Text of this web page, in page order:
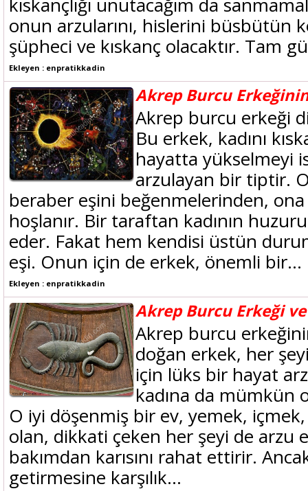
onun arzularını, hislerini büsbütün
şüpheci ve kıskanç olacaktır. Tam
Ekleyen : enpratikkadin
Akrep Burcu Erkeğinin
Akrep burcu erkeği
Bu erkek, kadını
hayatta yükselmeyi
arzulayan bir tiptir.
beraber eşini beğenmelerinden,
hoşlanır. Bir taraftan kadının
eder. Fakat hem kendisi üstün
eşi. Onun için de erkek, önemli bir...
Ekleyen : enpratikkadin
Akrep Burcu Erkeği
Akrep burcu
doğan erkek, her
için lüks bir hayat
kadına da mümkün
O iyi döşenmiş bir ev, yemek,
olan, dikkati çeken her şeyi de arzu
bakımdan karısını rahat ettirir.
getirmesine karşılık...